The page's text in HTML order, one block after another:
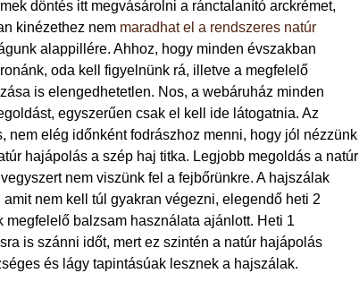
döntés itt megvásárolni a ránctalanító arckrémet,
kinézethez nem maradhat el a rendszeres natúr
alappillére. Ahhoz, hogy minden évszakban
oda kell figyelnünk rá, illetve a megfelelő
is elengedhetetlen. Nos, a webáruház minden
egyszerűen csak el kell ide látogatnia. Az
nem elég időnként fodrászhoz menni, hogy jól nézzünk
hajápolás a szép haj titka. Legjobb megoldás a natúr
nem viszünk fel a fejbőrünkre. A hajszálak
nem kell túl gyakran végezni, elegendő heti 2
balzsam használata ajánlott. Heti 1
is szánni időt, mert ez szintén a natúr hajápolás
és lágy tapintásúak lesznek a hajszálak.